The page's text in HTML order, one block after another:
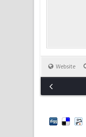
Website